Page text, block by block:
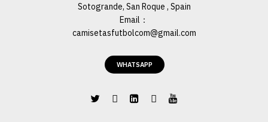
ADD TO WISHLIST
Camiseta Deportivo
Equipación 21/22
Sotogrande, San Roque , Spain
Email：
camisetasfutbolcom@gmail.com
WHATSAPP